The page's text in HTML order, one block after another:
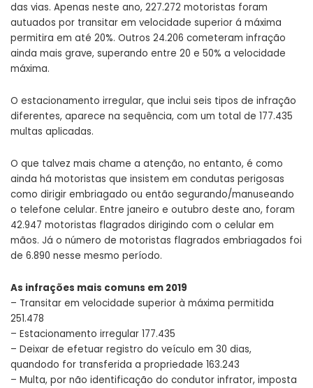
das vias. Apenas neste ano, 227.272 motoristas foram
autuados por transitar em velocidade superior á máxima
permitira em até 20%. Outros 24.206 cometeram infração
ainda mais grave, superando entre 20 e 50% a velocidade
máxima.
O estacionamento irregular, que inclui seis tipos de infração
diferentes, aparece na sequência, com um total de 177.435
multas aplicadas.
O que talvez mais chame a atenção, no entanto, é como
ainda há motoristas que insistem em condutas perigosas
como dirigir embriagado ou então segurando/manuseando
o telefone celular. Entre janeiro e outubro deste ano, foram
42.947 motoristas flagrados dirigindo com o celular em
mãos. Já o número de motoristas flagrados embriagados foi
de 6.890 nesse mesmo período.
As infrações mais comuns em 2019
– Transitar em velocidade superior à máxima permitida
251.478
– Estacionamento irregular 177.435
– Deixar de efetuar registro do veículo em 30 dias,
quandodo for transferida a propriedade 163.243
– Multa, por não identificação do condutor infrator, imposta